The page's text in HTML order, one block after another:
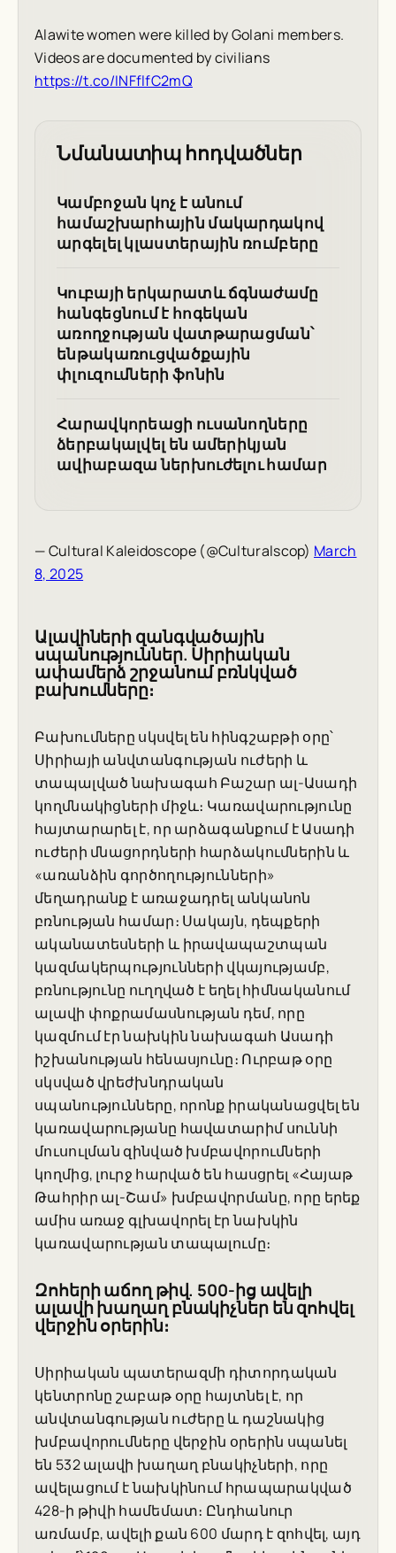
Alawite women were killed by Golani members.
Videos are documented by civilians
https://t.co/INFflfC2mQ
Նմանատիպ հոդվածներ
Կամբոջան կոչ է անում
համաշխարհային մակարդակով
արգելել կլաստերային ռումբերը
Կուբայի երկարատև ճգնաժամը
հանգեցնում է հոգեկան
առողջության վատթարացման՝
ենթակառուցվածքային
փլուզումների ֆոնին
Հարավկորեացի ուսանողները
ձերբակալվել են ամերիկյան
ավիաբազա ներխուժելու համար
— Cultural Kaleidoscope (@Culturalscop) March
8, 2025
Ալավիների զանգվածային
սպանություններ. Սիրիական
ափամերձ շրջանում բռնկված
բախումները։
Բախումները սկսվել են հինգշաբթի օրը՝
Սիրիայի անվտանգության ուժերի և
տապալված նախագահ Բաշար ալ-Ասադի
կողմնակիցների միջև։ Կառավարությունը
հայտարարել է, որ արձագանքում է Ասադի
ուժերի մնացորդների հարձակումներին և
«առանձին գործողությունների»
մեղադրանք է առաջադրել անկանոն
բռնության համար։ Սակայն, դեպքերի
ականատեսների և իրավապաշտպան
կազմակերպությունների վկայությամբ,
բռնությունը ուղղված է եղել հիմնականում
ալավի փոքրամասնության դեմ, որը
կազմում էր նախկին նախագահ Ասադի
իշխանության հենասյունը։ Ուրբաթ օրը
սկսված վրեժխնդրական
սպանությունները, որոնք իրականացվել են
կառավարությանը հավատարիմ սուննի
մուսուլման զինված խմբավորումների
կողմից, լուրջ հարված են հասցրել «Հայաթ
Թահրիր ալ-Շամ» խմբավորմանը, որը երեք
ամիս առաջ գլխավորել էր նախկին
կառավարության տապալումը։
Զոհերի աճող թիվ. 500-ից ավելի
ալավի խաղաղ բնակիչներ են զոհվել
վերջին օրերին։
Սիրիական պատերազմի դիտորդական
կենտրոնը շաբաթ օրը հայտնել է, որ
անվտանգության ուժերը և դաշնակից
խմբավորումները վերջին օրերին սպանել
են 532 ալավի խաղաղ բնակիչների, որը
ավելացում է նախկինում հրապարակված
428-ի թիվի համեմատ։ Ընդհանուր
առմամբ, ավելի քան 600 մարդ է զոհվել, այդ